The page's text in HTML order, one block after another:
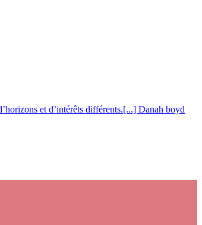
et d’intérêts différents.[...] Danah boyd